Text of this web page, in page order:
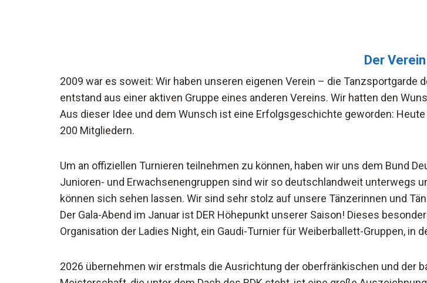
Der Verein
2009 war es soweit: Wir haben unseren eigenen Verein – die Tanzsportgarde
entstand aus einer aktiven Gruppe eines anderen Vereins. Wir hatten den
Aus dieser Idee und dem Wunsch ist eine Erfolgsgeschichte geworden:
200 Mitgliedern.
Um an offiziellen Turnieren teilnehmen zu können, haben wir uns dem Bund
Junioren- und Erwachsenengruppen sind wir so deutschlandweit unterwegs
können sich sehen lassen. Wir sind sehr stolz auf unsere Tänzerinnen und
Der Gala-Abend im Januar ist DER Höhepunkt unserer Saison! Dieses
Organisation der Ladies Night, ein Gaudi-Turnier für Weiberballett-Gruppen, in
2026 übernehmen wir erstmals die Ausrichtung der oberfränkischen und der